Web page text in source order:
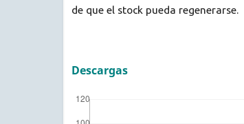
de que el stock pueda regenerarse.
Descargas